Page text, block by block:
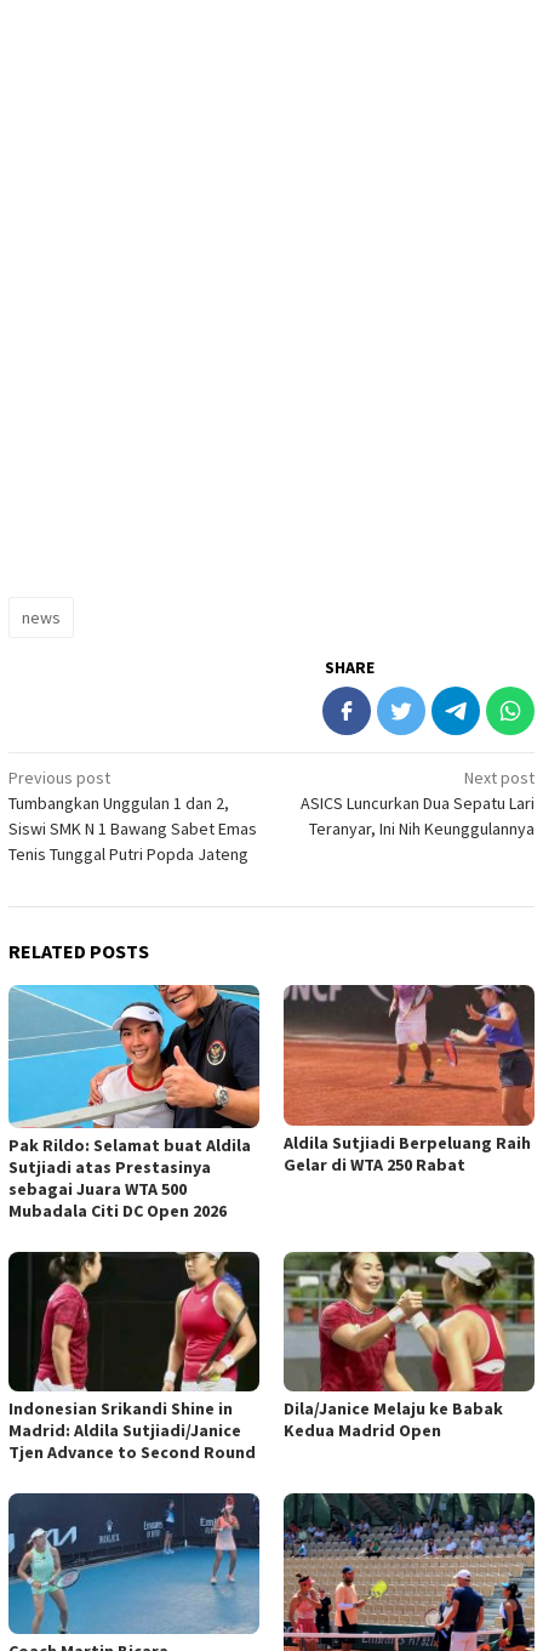
news
SHARE
Post
navigation
Previous post
Tumbangkan Unggulan 1 dan 2,
Siswi SMK N 1 Bawang Sabet Emas
Tenis Tunggal Putri Popda Jateng
Next post
ASICS Luncurkan Dua Sepatu Lari
Teranyar, Ini Nih Keunggulannya
RELATED POSTS
Pak Rildo: Selamat buat Aldila
Sutjiadi atas Prestasinya
sebagai Juara WTA 500
Mubadala Citi DC Open 2026
Aldila Sutjiadi Berpeluang Raih
Gelar di WTA 250 Rabat
Indonesian Srikandi Shine in
Madrid: Aldila Sutjiadi/Janice
Tjen Advance to Second Round
Dila/Janice Melaju ke Babak
Kedua Madrid Open